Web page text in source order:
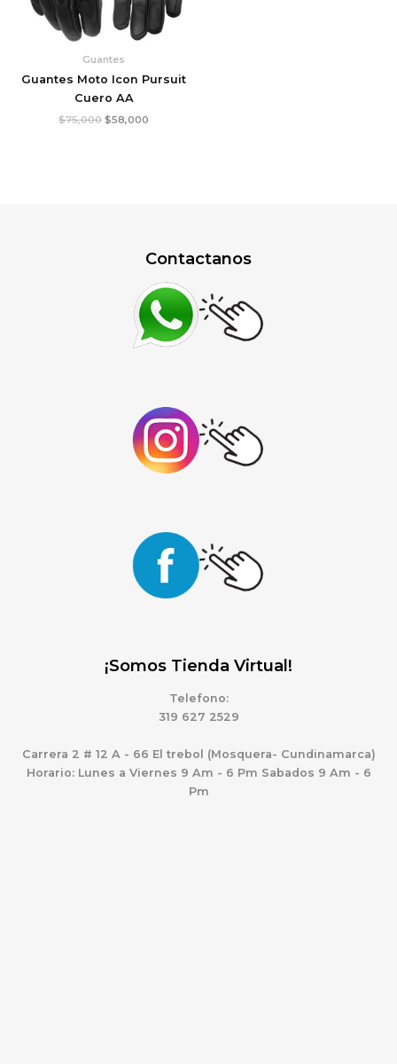
Guantes
Guantes Moto Icon Pursuit
Cuero AA
$75,000 $58,000
Contactanos
¡Somos Tienda Virtual!
Telefono:
319 627 2529
Carrera 2 # 12 A - 66 El trebol (Mosquera- Cundinamarca)
Horario: Lunes a Viernes 9 Am - 6 Pm Sabados 9 Am - 6
Pm